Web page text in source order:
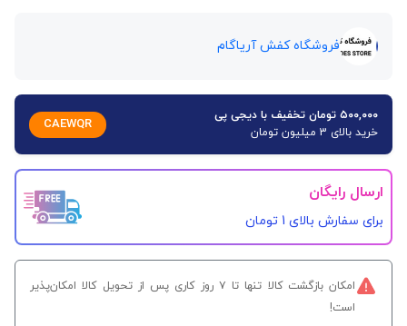
فروشگاه کفش آریاگام
۵۰۰,۰۰۰ تومان تخفیف با دیجی پی
خرید بالای 3 میلیون تومان
CAEWQR
ارسال رایگان
برای سفارش‌ بالای 1 تومان
امکان بازگشت کالا تنها تا ۷ روز کاری پس از تحویل کالا امکان‌پذیر
است!